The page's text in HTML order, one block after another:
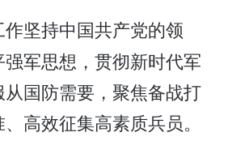
坚持中国共产党的领
军思想，贯彻新时代军
国防需要，聚焦备战打
高效征集高素质兵员。